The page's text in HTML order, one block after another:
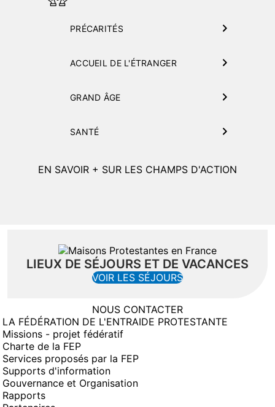
PRÉCARITÉS
ACCUEIL DE L'ÉTRANGER
GRAND ÂGE
SANTÉ
EN SAVOIR + SUR LES CHAMPS D'ACTION
LIEUX DE SÉJOURS ET DE VACANCES
VOIR LES SÉJOURS(NOUVELLE
NOUS CONTACTER
LA FÉDÉRATION DE L'ENTRAIDE PROTESTANTE
Missions - projet fédératif
Charte de la FEP
Services proposés par la FEP
Supports d'information
Gouvernance et Organisation
Rapports